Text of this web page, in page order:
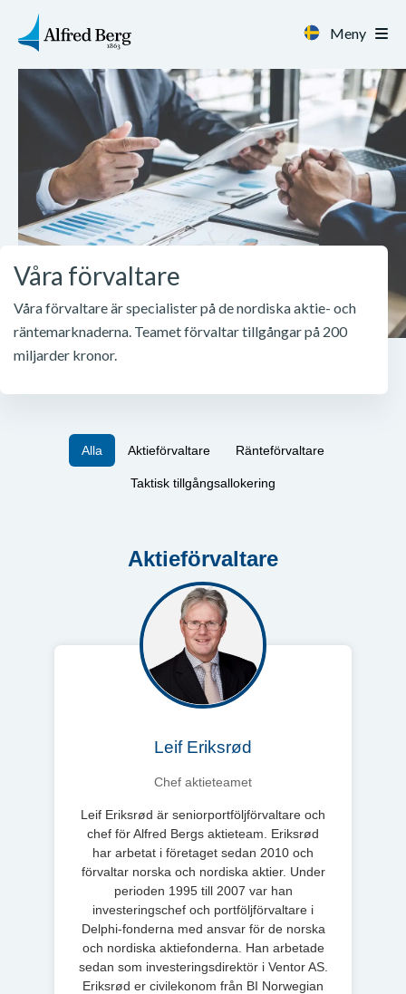
Meny
Sajten innehåller marknadsföring
Våra förvaltare
Våra förvaltare är specialister på de nordiska aktie- och
räntemarknaderna. Teamet förvaltar tillgångar på 200
miljarder kronor.
Alla Aktieförvaltare Ränteförvaltare
Taktisk tillgångsallokering
Aktieförvaltare
Leif Eriksrød
Chef aktieteamet
Leif Eriksrød är seniorportföljförvaltare och
chef för Alfred Bergs aktieteam. Eriksrød
har arbetat i företaget sedan 2010 och
förvaltar norska och nordiska aktier. Under
perioden 1995 till 2007 var han
investeringschef och portföljförvaltare i
Delphi-fonderna med ansvar för de norska
och nordiska aktiefonderna. Han arbetade
sedan som investeringsdirektör i Ventor AS.
Eriksrød er civilekonom från BI Norwegian